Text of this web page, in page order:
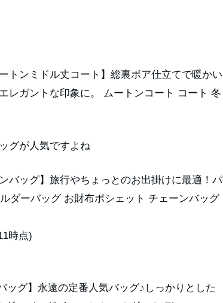
トンミドル丈コート】総裏ボア仕立てで暖かい
レガントな印象に。 ムートンコート コート 冬
グが人気ですよね
バッグ】旅行やちょっとのお出掛けに最適！パ
ダーバッグ お財布ポシェット チェーンバッグ
時点)
グ】永遠の定番人気バッグ♪しっかりとした